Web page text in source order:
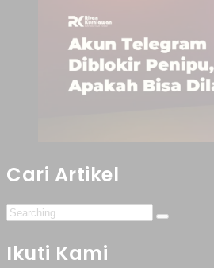
Cari Artikel
Ikuti Kami